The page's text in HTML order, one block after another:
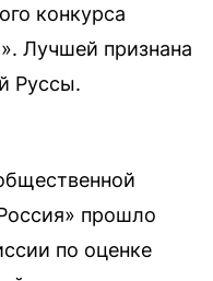
конкурса
Лучшей признана
Руссы.
прошло
по оценке